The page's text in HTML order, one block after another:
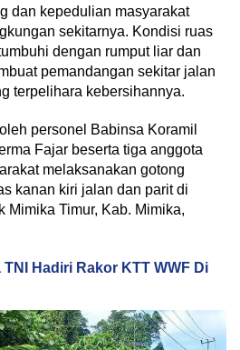
dan kepedulian masyarakat
sekitarnya. Kondisi ruas
dengan rumput liar dan
pemandangan sekitar jalan
terpelihara kebersihannya.
personel Babinsa Koramil
Fajar beserta tiga anggota
melaksanakan gotong
kanan kiri jalan dan parit di
Mimika Timur, Kab. Mimika,
TNI Hadiri Rakor KTT WWF Di